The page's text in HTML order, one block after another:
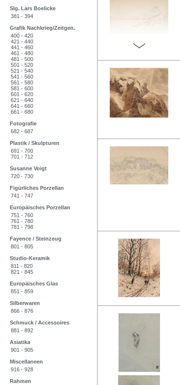
Slg. Lars Boelicke
381 - 394
Grafik Nachkrieg/Zeitgen.
400 - 420
421 - 440
441 - 460
461 - 480
481 - 500
501 - 520
521 - 540
541 - 560
561 - 580
581 - 600
601 - 620
621 - 640
641 - 660
661 - 680
Fotografie
682 - 687
Plastik / Skulpturen
691 - 700
701 - 712
Susanne Voigt
720 - 730
Figürliches Porzellan
741 - 747
Europäisches Porzellan
751 - 760
761 - 780
781 - 798
Fayence / Steinzeug
801 - 805
Studio-Keramik
811 - 820
821 - 845
Europäisches Glas
851 - 859
Silberwaren
866 - 876
Schmuck / Accessoires
881 - 892
Asiatika
901 - 905
Miscellaneen
916 - 928
Rahmen